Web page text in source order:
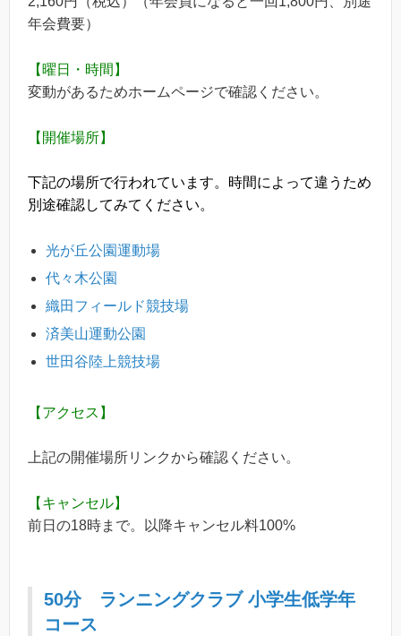
年会費要）
【曜日・時間】
変動があるためホームページで確認ください。
【開催場所】
下記の場所で行われています。時間によって違うため
別途確認してみてください。
光が丘公園運動場
代々木公園
織田フィールド競技場
済美山運動公園
世田谷陸上競技場
【アクセス】
上記の開催場所リンクから確認ください。
【キャンセル】
前日の18時まで。以降キャンセル料100%
50分ランニングクラブ 小学生低学年
コース